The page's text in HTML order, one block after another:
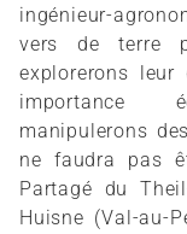
ingénieur-
vers de terre
explorerons
importance
manipulerons
ne faudra pas
Partagé du
Huisne (Val-au-